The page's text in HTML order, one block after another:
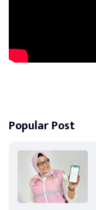
Popular Post